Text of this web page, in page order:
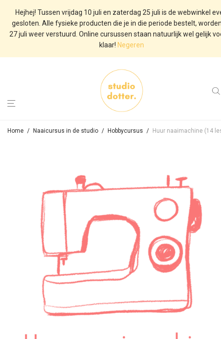
Hejhej! Tussen vrijdag 10 juli en zaterdag 25 juli is de webwinkel
gesloten. Alle fysieke producten die je in die periode bestelt,
27 juli weer verstuurd. Online cursussen staan natuurlijk wel gelijk
klaar! Negeren
Home / Naaicursus in de studio / Hobbycursus / Huur naaimachine (14